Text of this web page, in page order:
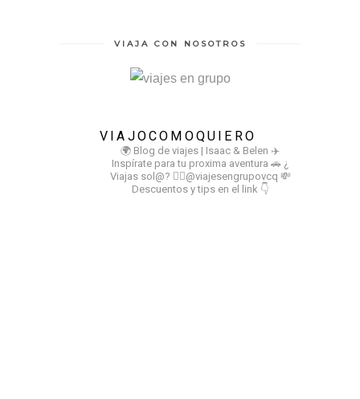
VIAJA CON NOSOTROS
VIAJOCOMOQUIERO
🌍 Blog de viajes | Isaac & Belen ✈️
Inspírate para tu proxima aventura 🚗 ¿
Viajas sol@? 👉🏻@viajesengrupovcq 💸
Descuentos y tips en el link 👇